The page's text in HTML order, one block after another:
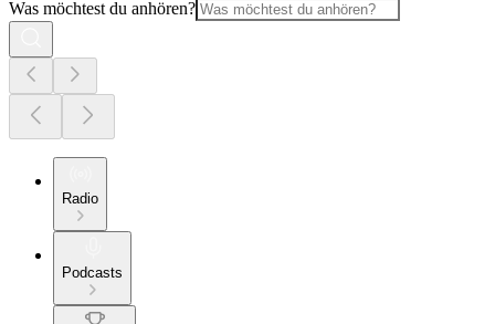
Was möchtest du anhören?
Radio
Podcasts